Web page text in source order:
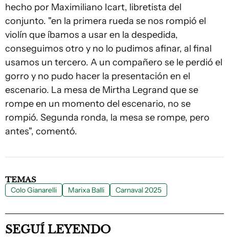
hecho por Maximiliano Icart, libretista del
conjunto. "en la primera rueda se nos rompió el
violín que íbamos a usar en la despedida,
conseguimos otro y no lo pudimos afinar, al final
usamos un tercero. A un compañero se le perdió el
gorro y no pudo hacer la presentación en el
escenario. La mesa de Mirtha Legrand que se
rompe en un momento del escenario, no se
rompió. Segunda ronda, la mesa se rompe, pero
antes", comentó.
TEMAS
Colo Gianarelli Marixa Balli Carnaval 2025
SEGUÍ LEYENDO